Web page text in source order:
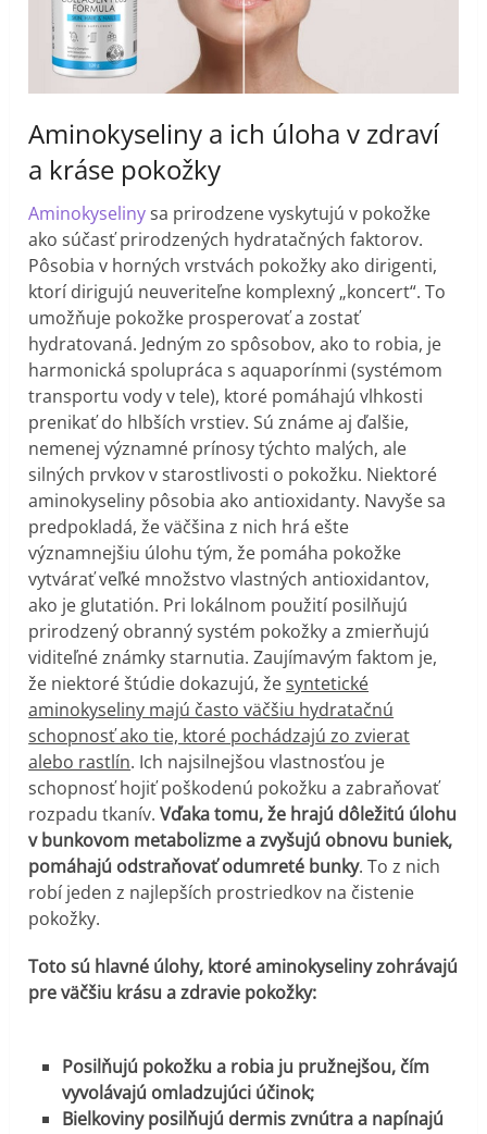
Aminokyseliny a ich úloha v zdraví
a kráse pokožky
Aminokyselinysa prirodzene vyskytujú v pokožke
ako súčasť prirodzených hydratačných faktorov.
Pôsobia v horných vrstvách pokožky ako dirigenti,
ktorí dirigujú neuveriteľne komplexný „koncert“. To
umožňuje pokožke prosperovať a zostať
hydratovaná. Jedným zo spôsobov, ako to robia, je
harmonická spolupráca s aquaporínmi (systémom
transportu vody v tele), ktoré pomáhajú vlhkosti
prenikať do hlbších vrstiev. Sú známe aj ďalšie,
nemenej významné prínosy týchto malých, ale
silných prvkov v starostlivosti o pokožku. Niektoré
aminokyseliny pôsobia ako antioxidanty. Navyše sa
predpokladá, že väčšina z nich hrá ešte
významnejšiu úlohu tým, že pomáha pokožke
vytvárať veľké množstvo vlastných antioxidantov,
ako je glutatión. Pri lokálnom použití posilňujú
prirodzený obranný systém pokožky a zmierňujú
viditeľné známky starnutia. Zaujímavým faktom je,
že niektoré štúdie dokazujú, žesyntetické
aminokyseliny majú často väčšiu hydratačnú
schopnosť ako tie, ktoré pochádzajú zo zvierat
alebo rastlín. Ich najsilnejšou vlastnosťou je
schopnosť hojiť poškodenú pokožku a zabraňovať
rozpadu tkanív.Vďaka tomu, že hrajú dôležitú úlohu
v bunkovom metabolizme a zvyšujú obnovu buniek,
pomáhajú odstraňovať odumreté bunky. To z nich
robí jeden z najlepších prostriedkov na čistenie
pokožky.
Toto sú hlavné úlohy, ktoré aminokyseliny zohrávajú
pre väčšiu krásu a zdravie pokožky:
Posilňujú pokožku a robia ju pružnejšou, čím
vyvolávajú omladzujúci účinok;
Bielkoviny posilňujú dermis zvnútra a napínajú